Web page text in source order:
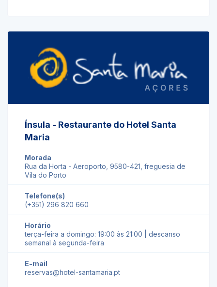
Ínsula - Restaurante do Hotel Santa
Maria
Morada
Rua da Horta - Aeroporto, 9580-421, freguesia de
Vila do Porto
Telefone(s)
(+351) 296 820 660
Horário
terça-feira a domingo: 19:00 às 21:00 | descanso
semanal à segunda-feira
E-mail
reservas@hotel-santamaria.pt